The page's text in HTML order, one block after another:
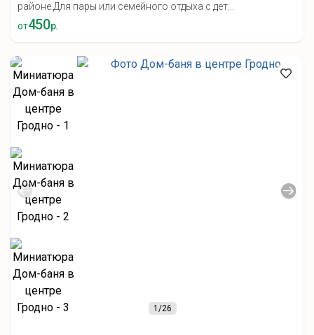
районе.Для пары или семейного отдыха с дет...
от450р.
1/26